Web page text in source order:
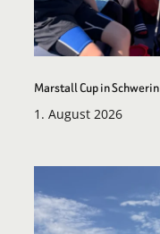
Marstall Cup in Schwerin
1. August 2026